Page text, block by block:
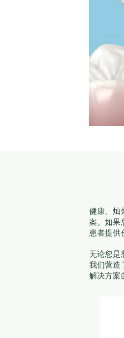
健康、灿
案。如果
患者提供
无论您是
我们营造
解决方案